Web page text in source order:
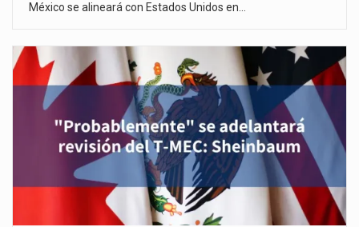
México se alineará con Estados Unidos en…